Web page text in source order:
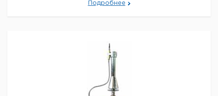
Прошу обратить внимание на то, что минимальный
Подробнее